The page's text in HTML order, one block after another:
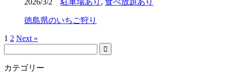
徳島県のいちご狩り
1 2 Next »
カテゴリー